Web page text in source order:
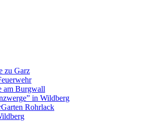
zu Garz
am Burgwall
in Wildberg
Rohrlack